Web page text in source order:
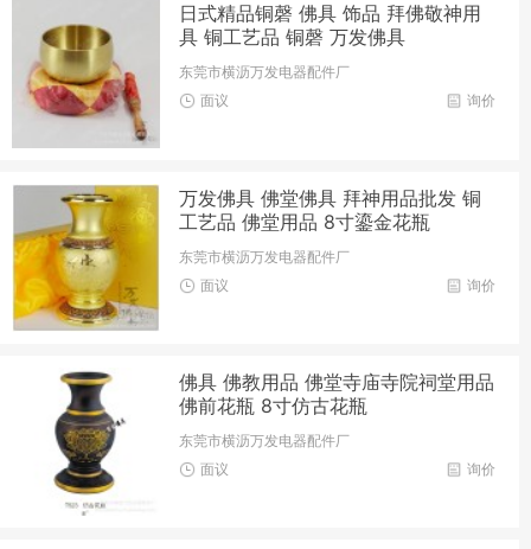
日式精品铜磬 佛具 饰品 拜佛敬神用
具 铜工艺品 铜磬 万发佛具
东莞市横沥万发电器配件厂
询价
面议
万发佛具 佛堂佛具 拜神用品批发 铜
工艺品 佛堂用品 8寸鎏金花瓶
东莞市横沥万发电器配件厂
询价
面议
佛具 佛教用品 佛堂寺庙寺院祠堂用品
佛前花瓶 8寸仿古花瓶
东莞市横沥万发电器配件厂
询价
面议